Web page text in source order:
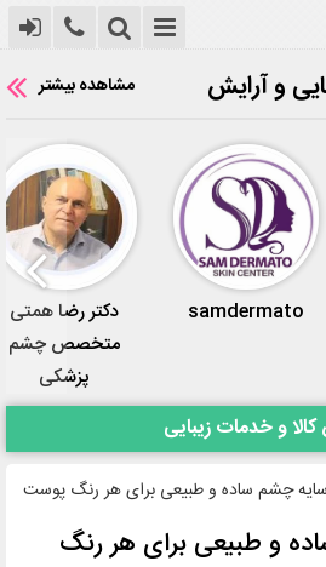
و آرایش مشاهده بیشتر
samdermato
دکتر رضا همتی
متخصص چشم
پزشکی
و خدمات زیبایی
چشم ساده و طبیعی برای هر رنگ پوست
و طبیعی برای هر رنگ